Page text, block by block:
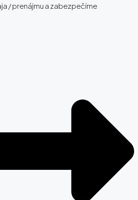
/ prenájmu a zabezpečíme